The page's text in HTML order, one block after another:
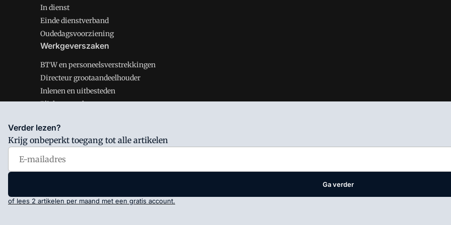
In dienst
Einde dienstverband
Oudedagsvoorziening
Werkgeverszaken
BTW en personeelsverstrekkingen
Directeur grootaandeelhouder
Inlenen en uitbesteden
Plichten werkgever
Salarisnet is onderdeel van VMN media. Lees inons manifestwaar VMN media voor staat. Op gebruik van deze site zijn de
Voorwaarden
Verder lezen?
Krijg onbeperkt toegang tot alle artikelen
Ga verder
of lees 2 artikelen per maand met een gratis account.